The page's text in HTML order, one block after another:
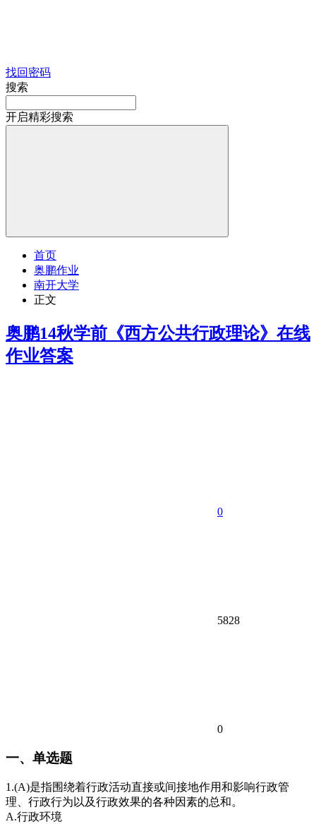
找回密码
搜索
开启精彩搜索
首页
奥鹏作业
南开大学
正文
奥鹏14秋学前《西方公共行政理论》在线
作业答案
0
5828
0
一、单选题
1.(A)是指围绕着行政活动直接或间接地作用和影响行政管
理、行政行为以及行政效果的各种因素的总和。
A.行政环境